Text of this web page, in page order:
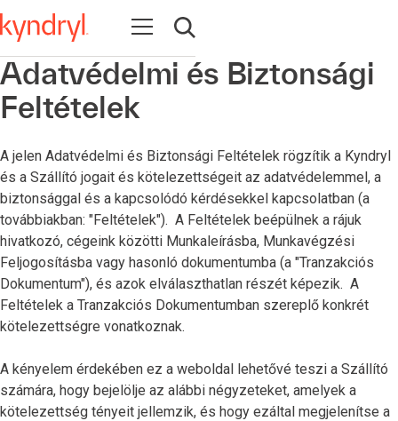
Open navigation
Open search
Adatvédelmi és Biztonsági
Feltételek
A jelen Adatvédelmi és Biztonsági Feltételek rögzítik a Kyndryl
és a Szállító jogait és kötelezettségeit az adatvédelemmel, a
biztonsággal és a kapcsolódó kérdésekkel kapcsolatban (a
továbbiakban: "Feltételek"). A Feltételek beépülnek a rájuk
hivatkozó, cégeink közötti Munkaleírásba, Munkavégzési
Feljogosításba vagy hasonló dokumentumba (a "Tranzakciós
Dokumentum"), és azok elválaszthatlan részét képezik. A
Feltételek a Tranzakciós Dokumentumban szereplő konkrét
kötelezettségre vonatkoznak.
A kényelem érdekében ez a weboldal lehetővé teszi a Szállító
számára, hogy bejelölje az alábbi négyzeteket, amelyek a
kötelezettség tényeit jellemzik, és hogy ezáltal megjelenítse a